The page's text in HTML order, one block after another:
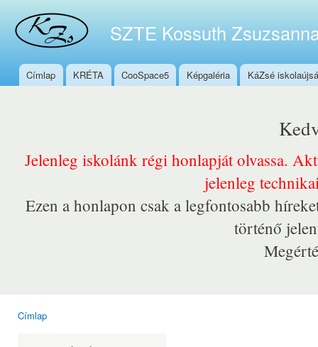
SZTE Kossuth
Főmenü
Címlap KRÉTA CooSpace5 Képgaléria KáZsé
Jelenleg iskolánk régi honlapját olvassa.
jelenleg
Ezen a honlapon csak a legfontosabb
történő
Címlap